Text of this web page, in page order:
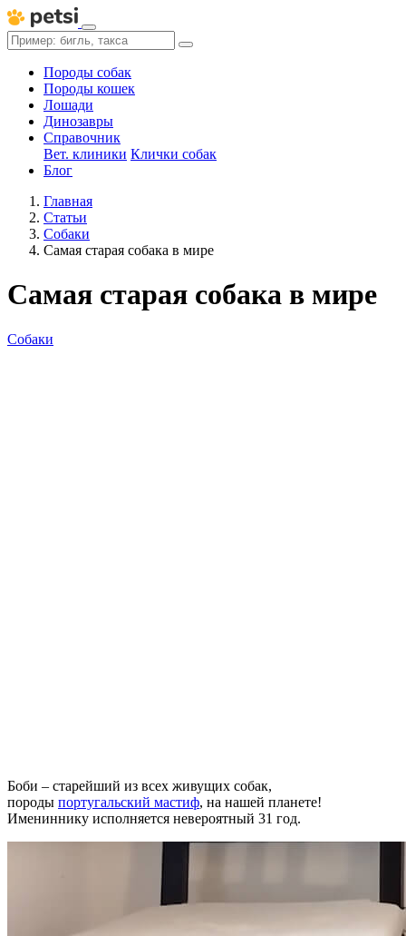
Породы собак
Породы кошек
Лошади
Динозавры
Справочник
Вет. клиники Клички собак
Блог
Главная
Статьи
Собаки
Самая старая собака в мире
Самая старая собака в мире
Собаки
Боби – старейший из всех живущих собак,
породы португальский мастиф, на нашей планете!
Имениннику исполняется невероятный 31 год.